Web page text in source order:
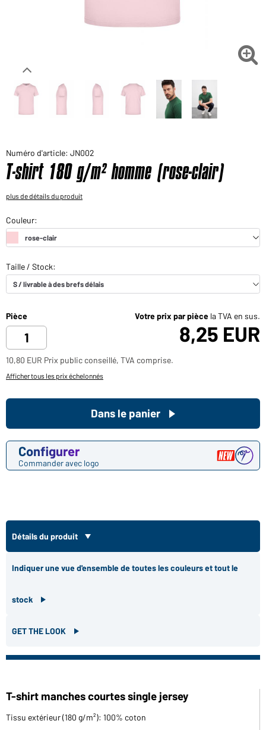

Numéro d'article: JN002
T-shirt 180 g/m² homme (rose-clair)
plus de détails du produit
Pièce Votre prix par pièce la TVA en sus.
8,25 EUR
10,80 EUR Prix public conseillé, TVA comprise.
Afficher tous les prix échelonnés
Configurer
Commander avec logo
Dans le panier
Détails du produit
Indiquer une vue d'ensemble de toutes les couleurs et tout le
stock
GET THE LOOK
T-shirt manches courtes single jersey
Tissu extérieur (180 g/m²): 100% coton